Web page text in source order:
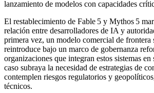
lanzamiento de modelos con capacidades
El restablecimiento de Fable 5 y Mythos 5
relación entre desarrolladores de IA y
primera vez, un modelo comercial de frontera
reintroduce bajo un marco de gobernanza
organizaciones que integran estos sistemas en
caso subraya la necesidad de estrategias de
contemplen riesgos regulatorios y
técnicos.